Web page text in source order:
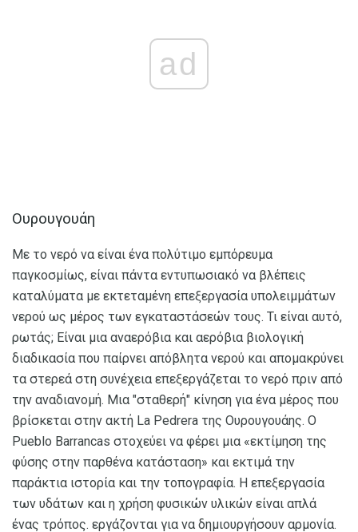
ad
Ουρουγουάη
Με το νερό να είναι ένα πολύτιμο εμπόρευμα
παγκοσμίως, είναι πάντα εντυπωσιακό να βλέπεις
καταλύματα με εκτεταμένη επεξεργασία υπολειμμάτων
νερού ως μέρος των εγκαταστάσεών τους. Τι είναι αυτό,
ρωτάς; Είναι μια αναερόβια και αερόβια βιολογική
διαδικασία που παίρνει απόβλητα νερού και απομακρύνει
τα στερεά στη συνέχεια επεξεργάζεται το νερό πριν από
την αναδιανομή. Μια "σταθερή" κίνηση για ένα μέρος που
βρίσκεται στην ακτή La Pedrera της Ουρουγουάης. Ο
Pueblo Barrancas στοχεύει να φέρει μια «εκτίμηση της
φύσης στην παρθένα κατάσταση» και εκτιμά την
παράκτια ιστορία και την τοπογραφία. Η επεξεργασία
των υδάτων και η χρήση φυσικών υλικών είναι απλά
ένας τρόπος. εργάζονται για να δημιουργήσουν αρμονία.